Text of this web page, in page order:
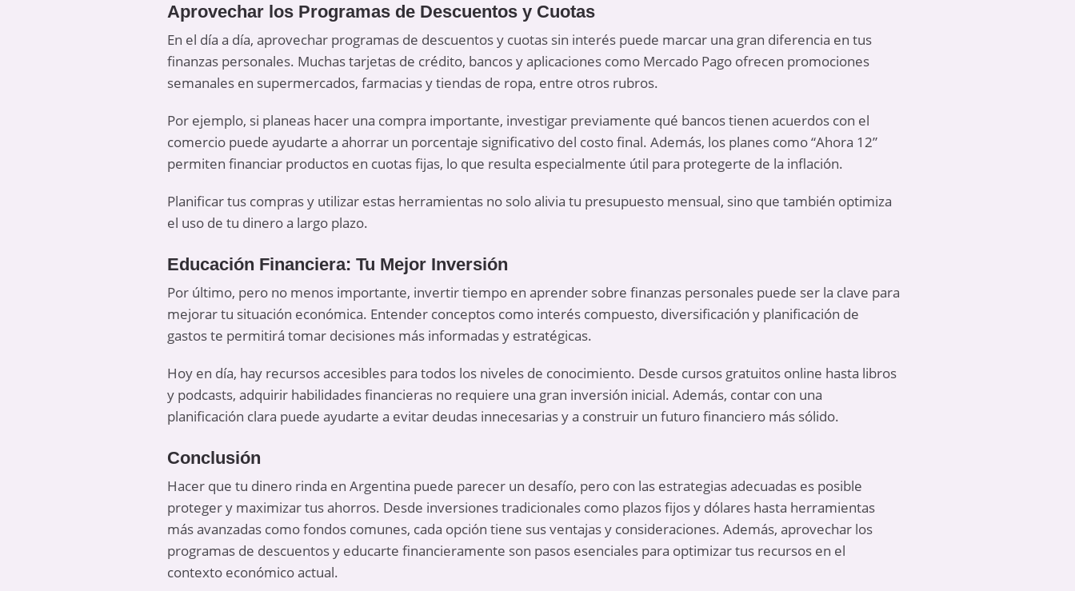
Aprovechar los Programas de Descuentos y Cuotas
En el día a día, aprovechar programas de descuentos y cuotas sin interés puede marcar una gran diferencia en tus
finanzas personales. Muchas tarjetas de crédito, bancos y aplicaciones como Mercado Pago ofrecen promociones
semanales en supermercados, farmacias y tiendas de ropa, entre otros rubros.
Por ejemplo, si planeas hacer una compra importante, investigar previamente qué bancos tienen acuerdos con el
comercio puede ayudarte a ahorrar un porcentaje significativo del costo final. Además, los planes como “Ahora 12”
permiten financiar productos en cuotas fijas, lo que resulta especialmente útil para protegerte de la inflación.
Planificar tus compras y utilizar estas herramientas no solo alivia tu presupuesto mensual, sino que también optimiza
el uso de tu dinero a largo plazo.
Educación Financiera: Tu Mejor Inversión
Por último, pero no menos importante, invertir tiempo en aprender sobre finanzas personales puede ser la clave para
mejorar tu situación económica. Entender conceptos como interés compuesto, diversificación y planificación de
gastos te permitirá tomar decisiones más informadas y estratégicas.
Hoy en día, hay recursos accesibles para todos los niveles de conocimiento. Desde cursos gratuitos online hasta libros
y podcasts, adquirir habilidades financieras no requiere una gran inversión inicial. Además, contar con una
planificación clara puede ayudarte a evitar deudas innecesarias y a construir un futuro financiero más sólido.
Conclusión
Hacer que tu dinero rinda en Argentina puede parecer un desafío, pero con las estrategias adecuadas es posible
proteger y maximizar tus ahorros. Desde inversiones tradicionales como plazos fijos y dólares hasta herramientas
más avanzadas como fondos comunes, cada opción tiene sus ventajas y consideraciones. Además, aprovechar los
programas de descuentos y educarte financieramente son pasos esenciales para optimizar tus recursos en el
contexto económico actual.